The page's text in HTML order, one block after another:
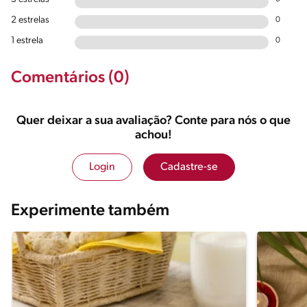
2 estrelas 0
1 estrela 0
Comentários (0)
Quer deixar a sua avaliação? Conte para nós o que
achou!
Login Cadastre-se
Experimente também